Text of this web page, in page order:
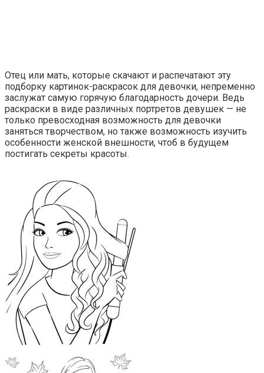
Отец или мать, которые скачают и распечатают эту
подборку картинок-раскрасок для девочки, непременно
заслужат самую горячую благодарность дочери. Ведь
раскраски в виде различных портретов девушек — не
только превосходная возможность для девочки
заняться творчеством, но также возможность изучить
особенности женской внешности, чтоб в будущем
постигать секреты красоты.